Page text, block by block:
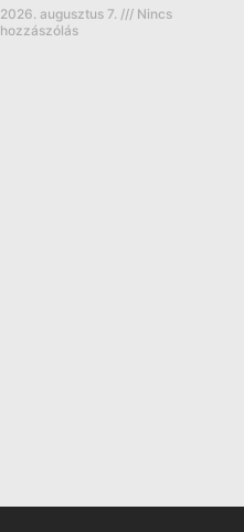
2026. augusztus 7.
Nincs
hozzászólás